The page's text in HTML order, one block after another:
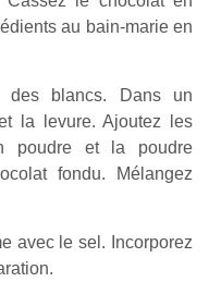
au bain-marie en
des blancs. Dans un
la levure. Ajoutez les
poudre et la poudre
fondu. Mélangez
avec le sel. Incorporez